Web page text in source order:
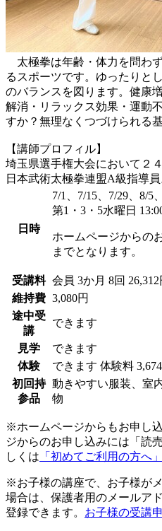
太極拳は年齢・体力を問わ
るスポーツです。ゆったりと
のバランスを図ります。健康
解消・リラックス効果・運動
すか？無理なくつづけられる
【講師プロフィル】
埼玉県選手権大会において２
日本武術太極拳連盟A級指導員
日時
7/1、7/15、7/29、8/5
第1・3・5水曜日
ホームページからの
までとなります。
受講料 会員 3か月 8回
維持費 3,080円
途中受
講
できます
見学
できます
体験
できます 体験料
初回持
参品
動きやすい服装、室
物
※ホームページからもお申し
ジからのお申し込みには「読
しくは 「初めてご利用の方へ」
※お子様の講座で、お子様が
場合は、保護者用のメールア
登録できます。 お子様の受講